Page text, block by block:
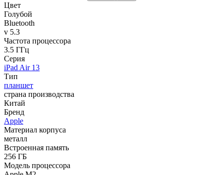
Цвет
Голубой
Bluetooth
v 5.3
Частота процессора
3.5 ГГц
Серия
iPad Air 13
Тип
планшет
страна производства
Китай
Бренд
Apple
Материал корпуса
металл
Встроенная память
256 ГБ
Модель процессора